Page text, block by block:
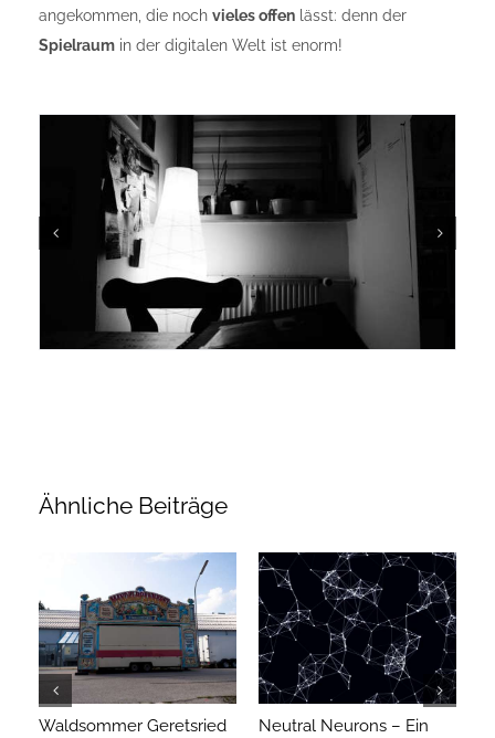
angekommen, die noch vieles offen lässt: denn der
Spielraum in der digitalen Welt ist enorm!
Ähnliche Beiträge
Waldsommer Geretsried
Neutral Neurons – Ein